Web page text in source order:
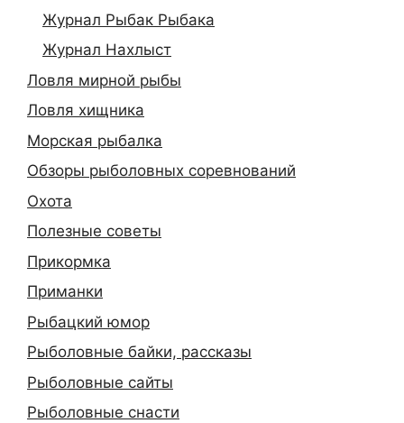
Журнал Рыбак Рыбака
Журнал Нахлыст
Ловля мирной рыбы
Ловля хищника
Морская рыбалка
Обзоры рыболовных соревнований
Охота
Полезные советы
Прикормка
Приманки
Рыбацкий юмор
Рыболовные байки, рассказы
Рыболовные сайты
Рыболовные снасти